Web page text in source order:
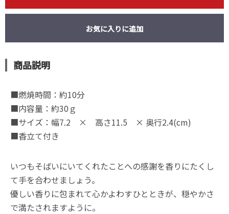
お気に入りに追加
商品説明
■燃焼時間：約10分
■内容量：約30ｇ
■サイズ：幅7.2 × 高さ11.5 × 奥行2.4(cm)
■香立て付き
いつもそばいにいてくれたことへの感謝を香りにたくし
て手を合わせましょう。
優しい香りに包まれて心かよわすひとときが、穏やかさ
で満たされますように。